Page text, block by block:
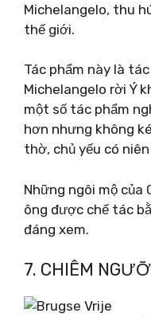
Michelangelo, thu
thế giới.
Tác phẩm này là
Michelangelo rời Ý
một số tác phẩm
hơn nhưng không
thờ, chủ yếu có
Những ngôi mộ của
ông được chế tác
đáng xem.
7. CHIÊM